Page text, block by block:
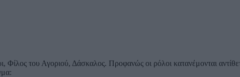
Φίλος του Αγοριού, Δάσκαλος. Προφανώς οι ρόλοι κατανέμονται